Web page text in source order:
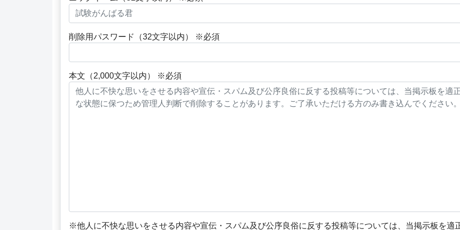
削除用パスワード（32文字以内） ※必須
本文（2,000文字以内） ※必須
※他人に不快な思いをさせる内容や宣伝・スパム及び公序良俗に反する投稿等については、当掲示板を適